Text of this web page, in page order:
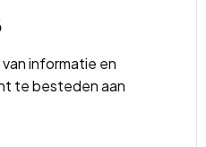
informatie en
te besteden aan